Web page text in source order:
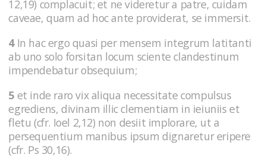
12,19) complacuit; et ne videretur a patre, cuidam
caveae, quam ad hoc ante providerat, se immersit.
4In hac ergo quasi per mensem integrum latitanti
ab uno solo forsitan locum sciente clandestinum
impendebatur obsequium;
5 et inde raro vix aliqua necessitate compulsus
egrediens, divinam illic clementiam in ieiuniis et
fletu (cfr. Ioel 2,12) non desiit implorare, ut a
persequentium manibus ipsum dignaretur eripere
(cfr. Ps 30,16).